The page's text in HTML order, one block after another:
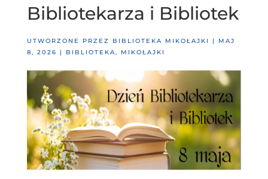
Bibliotekarza i Bibliotek
UTWORZONE PRZEZ BIBLIOTEKA MIKOŁAJKI | MAJ
8, 2026
| BIBLIOTEKA, MIKOŁAJKI